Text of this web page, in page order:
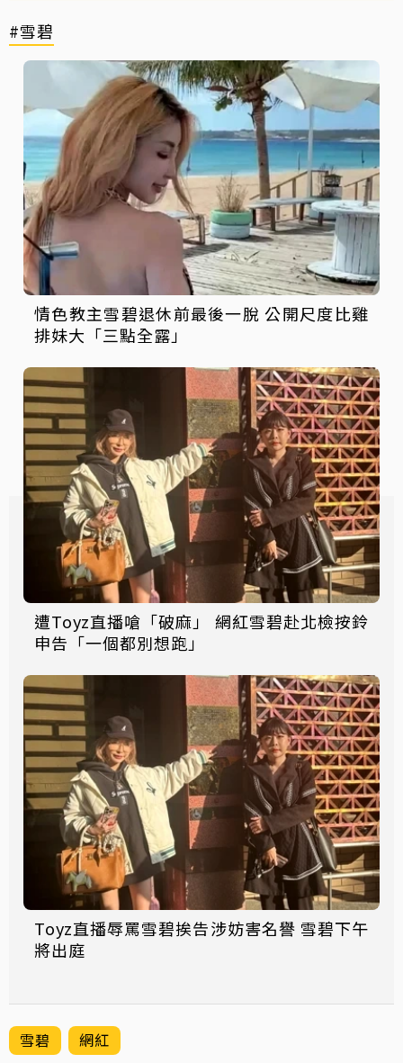
#雪碧
情色教主雪碧退休前最後一脫 公開尺度比雞
排妹大「三點全露」
遭Toyz直播嗆「破麻」 網紅雪碧赴北檢按鈴
申告「一個都別想跑」
Toyz直播辱罵雪碧挨告涉妨害名譽 雪碧下午
將出庭
雪碧 網紅